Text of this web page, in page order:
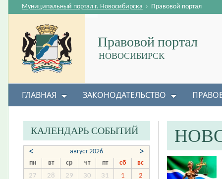
Правовой портал
НОВОСИБИРСК
Муниципальный портал г. Новосибирска › Правовой портал
ГЛАВНАЯ ЗАКОНОДАТЕЛЬСТВО
КАЛЕНДАРЬ СОБЫТИЙ
< август 2026 >
пн вт ср чт пт сб
вс
27
28 29 30 31 1 2